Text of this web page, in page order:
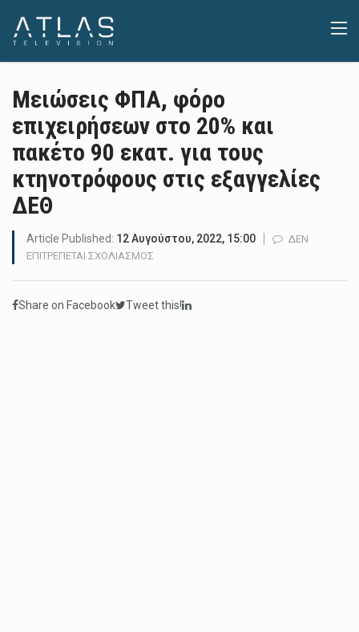
Μειώσεις ΦΠΑ, φόρο
επιχειρήσεων στο 20% και
πακέτο 90 εκατ. για τους
κτηνοτρόφους στις εξαγγελίες
ΔΕΘ
Article Published: 12 Αυγούστου, 2022, 15:00
ΔΕΝ
ΕΠΙΤΡΈΠΕΤΑΙ ΣΧΟΛΙΑΣΜΌΣ
ΦΌΡΟ
Share on Facebook Tweet this!